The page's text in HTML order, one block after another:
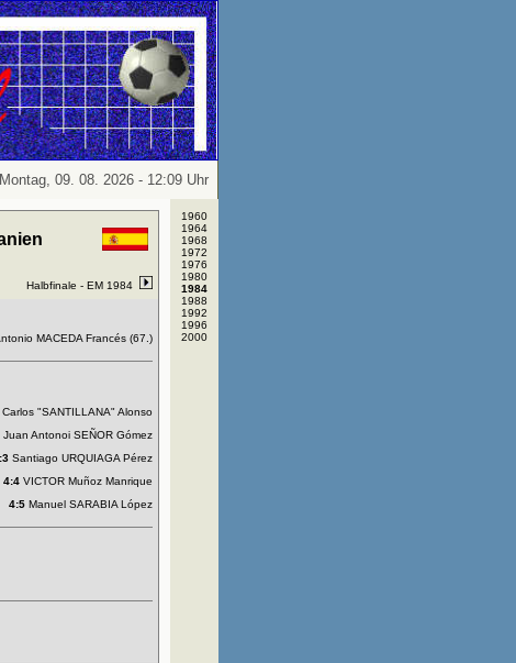
09. 08. 2026 - 12:09 Uhr
Halbfinale - EM 1984
MACEDA Francés (67.)
Carlos "SANTILLANA" Alonso
Juan Antonoi SEÑOR Gómez
Santiago URQUIAGA Pérez
4:4 VICTOR Muñoz Manrique
4:5 Manuel SARABIA López
1960
1964
1968
1972
1976
1980
1984
1988
1992
1996
2000